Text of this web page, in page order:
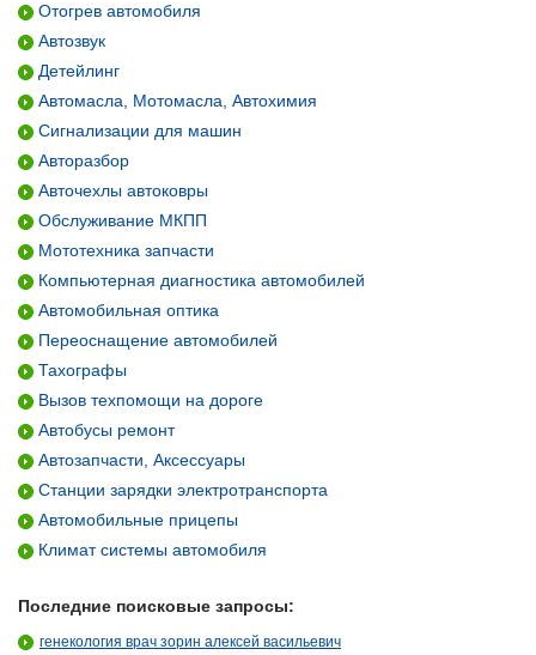
Отогрев автомобиля
Автозвук
Детейлинг
Автомасла, Мотомасла, Автохимия
Сигнализации для машин
Авторазбор
Авточехлы автоковры
Обслуживание МКПП
Мототехника запчасти
Компьютерная диагностика автомобилей
Автомобильная оптика
Переоснащение автомобилей
Тахографы
Вызов техпомощи на дороге
Автобусы ремонт
Автозапчасти, Аксессуары
Станции зарядки электротранспорта
Автомобильные прицепы
Климат системы автомобиля
Последние поисковые запросы:
генекология врач зорин алексей васильевич